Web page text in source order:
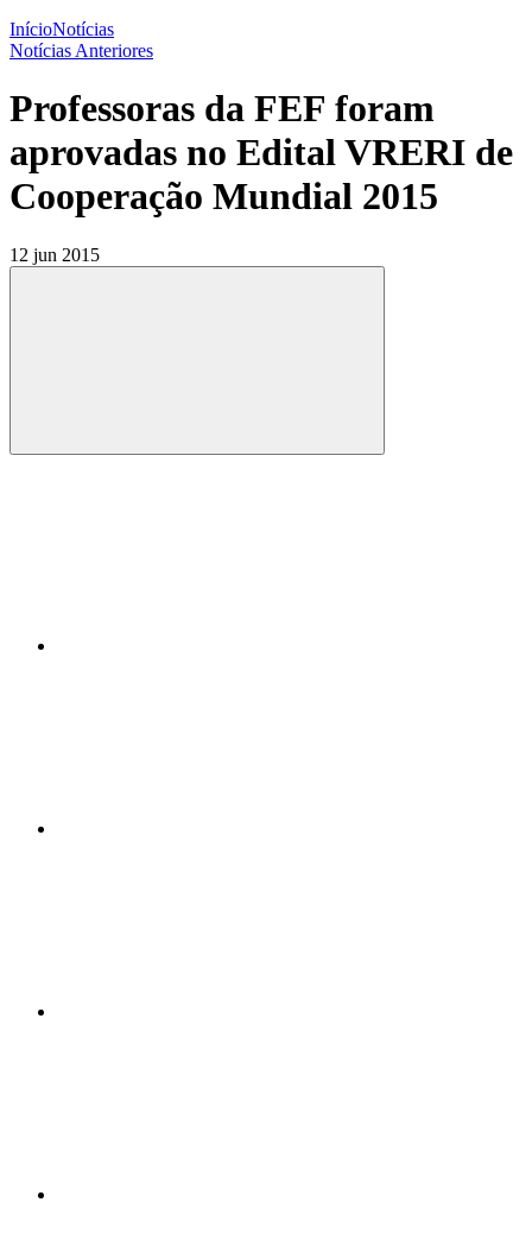
InícioNotícias
Notícias Anteriores
Professoras da FEF foram
aprovadas no Edital VRERI de
Cooperação Mundial 2015
12 jun 2015
Compartilhar